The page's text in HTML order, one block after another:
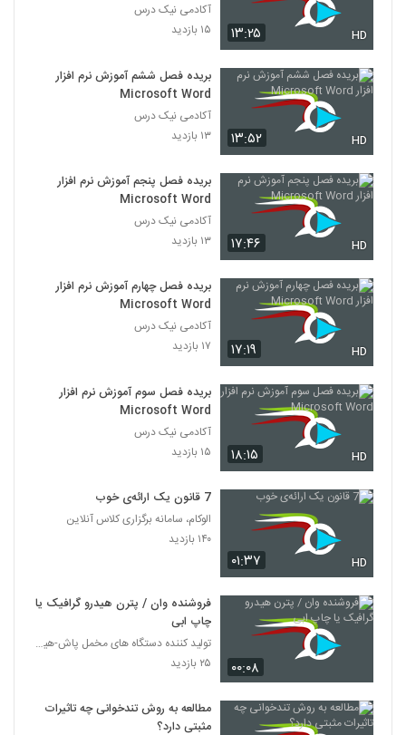
۱۳:۲۵ HD
آکادمی نیک درس
۱۵ بازدید
۱۳:۵۲ HD
بریده فصل ششم آموزش نرم افزار
Microsoft Word
آکادمی نیک درس
۱۳ بازدید
۱۷:۴۶ HD
بریده فصل پنجم آموزش نرم افزار
Microsoft Word
آکادمی نیک درس
۱۳ بازدید
۱۷:۱۹ HD
بریده فصل چهارم آموزش نرم افزار
Microsoft Word
آکادمی نیک درس
۱۷ بازدید
۱۸:۱۵ HD
بریده فصل سوم آموزش نرم افزار
Microsoft Word
آکادمی نیک درس
۱۵ بازدید
۰۱:۳۷ HD
7 قانون یک ارائه‌ی خوب
الوکام، سامانه برگزاری کلاس آنلاین
۱۴۰ بازدید
۰۰:۰۸
فروشنده وان / پترن هیدرو گرافیک یا
چاپ ابی
تولید کننده دستگاه های مخمل پاش-هیدروگرافیک-ابکاری
۲۵ بازدید
مطالعه به روش تندخوانی چه تاثیرات
مثبتی دارد؟